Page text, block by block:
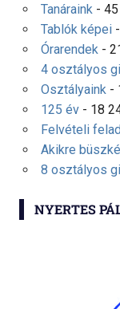
Tanáraink- 45
Tablók képei-
Órarendek-
4 osztályos
Osztályaink-
125 év- 18
Felvételi
Akikre
8 osztályos
NYERTES